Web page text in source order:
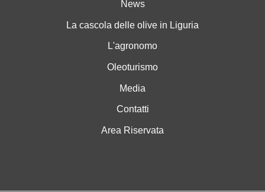
News
La cascola delle olive in Liguria
L'agronomo
Oleoturismo
Media
Contatti
Area Riservata